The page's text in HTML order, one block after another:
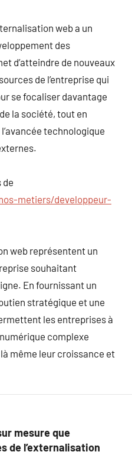
web a un
des
d’atteindre de nouveaux
de l’entreprise qui
se focaliser davantage
la société, tout en
technologique
de
metiers/developpeur-
web représentent un
souhaitant
En fournissant un
stratégique et une
les entreprises à
complexe
là même leur croissance et
mesure que
de l’externalisation